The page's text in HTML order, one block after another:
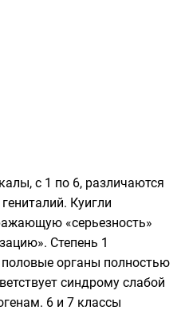
с 1 по 6, различаются
Куигли
«серьезность»
Степень 1
органы полностью
синдрому слабой
6 и 7 классы